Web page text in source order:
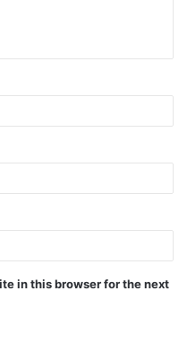
in this browser for the next